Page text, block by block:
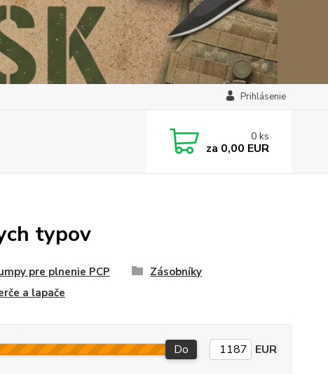
Prihlásenie
0 ks
za 0,00 EUR
typov
pre plnenie PCP
Zásobníky
a lapače
Do EUR